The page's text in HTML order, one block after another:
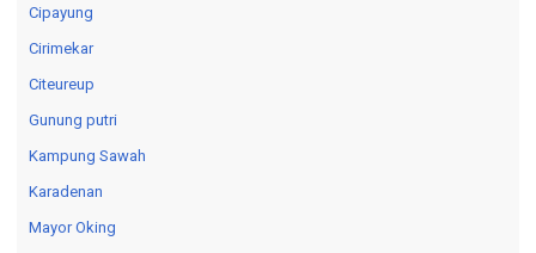
Cipayung
Cirimekar
Citeureup
Gunung putri
Kampung Sawah
Karadenan
Mayor Oking